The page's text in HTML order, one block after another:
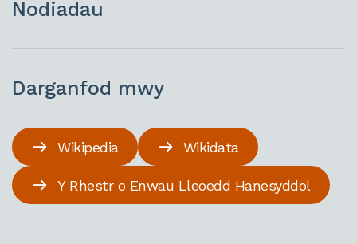
Nodiadau
Darganfod mwy
Wikipedia Wikidata
Y Rhestr o Enwau Lleoedd Hanesyddol